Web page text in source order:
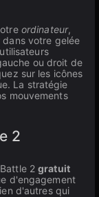
ordinateur,
votre gelée
ou droit de
sur les icônes
La stratégie
mouvements
2
2gratuit
d'engagement
d'autres qui